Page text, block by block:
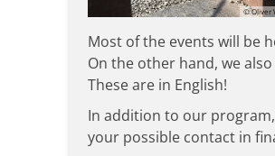
© Oliver
Most of the events will be
On the other hand, we
These are in English!
In addition to our
your possible contact in